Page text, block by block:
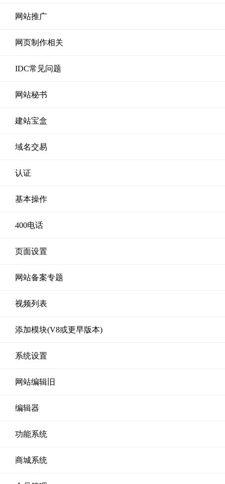
网站推广
网页制作相关
IDC常见问题
网站秘书
建站宝盒
域名交易
认证
基本操作
400电话
页面设置
网站备案专题
视频列表
添加模块(V8或更早版本)
系统设置
网站编辑旧
编辑器
功能系统
商城系统